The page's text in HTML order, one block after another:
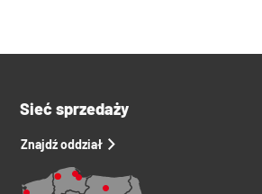
Sieć sprzedaży
Znajdź oddział